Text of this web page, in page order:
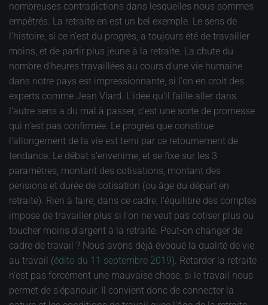
nombreuses contradictions dans lesquelles nous sommes
empêtrés. La retraite en est un bel exemple. Le sens de
l'histoire, si ce n'est du progrès, a toujours été de travailler
moins, et de partir plus jeune à la retraite. La chute du
nombre d'heures travaillées au cours d'une vie humaine
dans notre pays est impressionnante, si l'on en croit des
experts comme Jean Viard. L'idée qu'il faille aller dans
l'autre sens a du mal à passer, c'est une sorte de promesse
qui n'est pas confirmée. Le progrès que constitue
l'allongement de la vie est terni par ce retournement de
tendance. Le débat s'envenime, et se fixe sur les 3
paramètres, montant des cotisations, montant des
pensions et durée de cotisation (ou âge du départ en
retraite). Rien à faire, dans ce cadre, l'équilibre des comptes
impose de travailler plus si l'on ne veut pas cotiser plus ou
toucher moins d'argent à la retraite. Peut-on changer de
cadre de travail ? Nous avons déjà évoqué la qualité de vie
au travail (édito du 11 septembre 2019). Retarder la retraite
n'est pas forcément une mauvaise chose, si le travail nous
permet de s'épanouir. Il convient donc de connecter la